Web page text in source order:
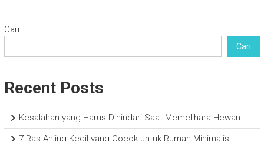
Cari
Cari
Recent Posts
Kesalahan yang Harus Dihindari Saat Memelihara Hewan